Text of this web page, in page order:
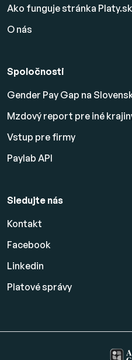
Ako funguje stránka Platy.sk
O nás
Spoločnosti
Gender Pay Gap na
Mzdový report pre iné
Vstup pre firmy
Paylab API
Sledujte nás
Kontakt
Facebook
Linkedin
Platovésprávy